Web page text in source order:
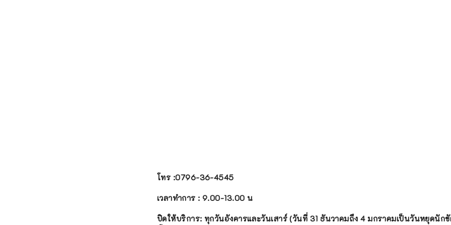
โทร :0796-36-4545
เวลาทำการ : 9.00-13.00 น
ปิดให้บริการ: ทุกวันอังคารและวันเสาร์ (วันที่ 31 ธันวาคมถึง 4 มกราคมเป็นวันหยุดนัก